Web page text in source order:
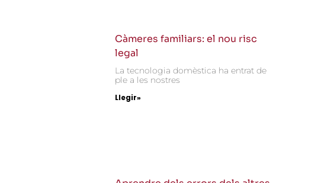
Càmeres familiars: el nou risc
legal
La tecnologia domèstica ha entrat de
ple a les nostres
Llegir»